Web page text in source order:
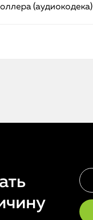
(аудиокодека)